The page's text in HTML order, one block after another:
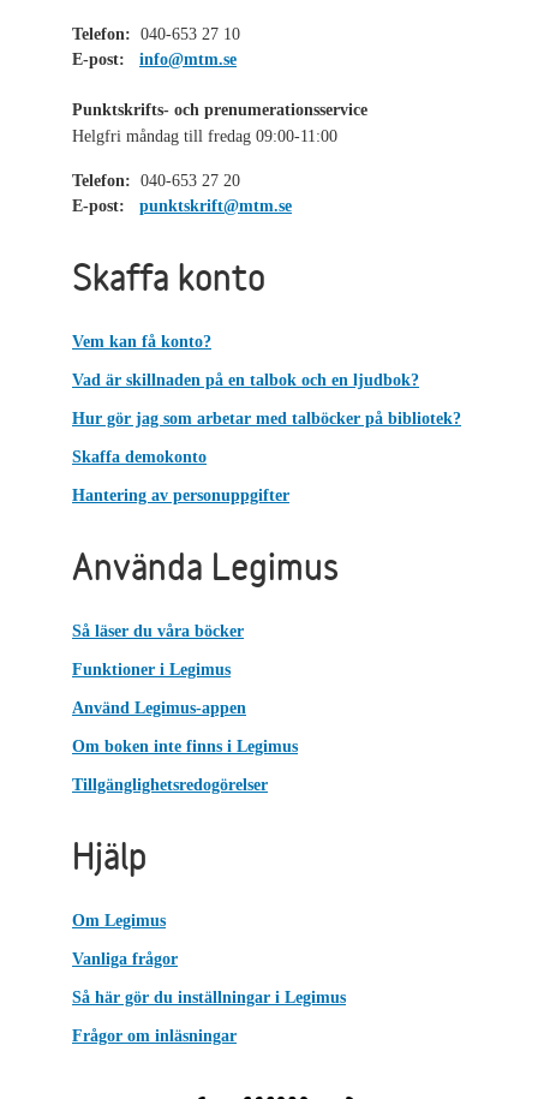
Telefon: 040-653 27 10
E-post:
info@mtm.se
Punktskrifts- och prenumerationsservice
Helgfri måndag till fredag 09:00-11:00
Telefon: 040-653 27 20
E-post:
punktskrift@mtm.se
Skaffa konto
Vem kan få konto?
Vad är skillnaden på en talbok och en ljudbok?
Hur gör jag som arbetar med talböcker på bibliotek?
Skaffa demokonto
Hantering av personuppgifter
Använda Legimus
Så läser du våra böcker
Funktioner i Legimus
Använd Legimus-appen
Om boken inte finns i Legimus
Tillgänglighetsredogörelser
Hjälp
Om Legimus
Vanliga frågor
Så här gör du inställningar i Legimus
Frågor om inläsningar